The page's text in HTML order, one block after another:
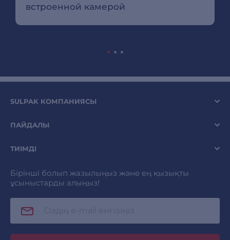
встроенной камерой
SULPAK КОМПАНИЯСЫ
ПАЙДАЛЫ
ТИІМДІ
Бірінші болып жазылыңыз және ең қызықты
ұсыныстарды алыңыз!